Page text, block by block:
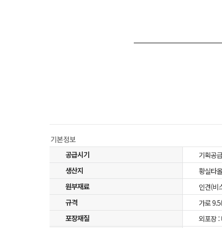
공급시기
기획공급
생산지
황실타
원부재료
인견(비
규격
가로
포장재질
외포장 :